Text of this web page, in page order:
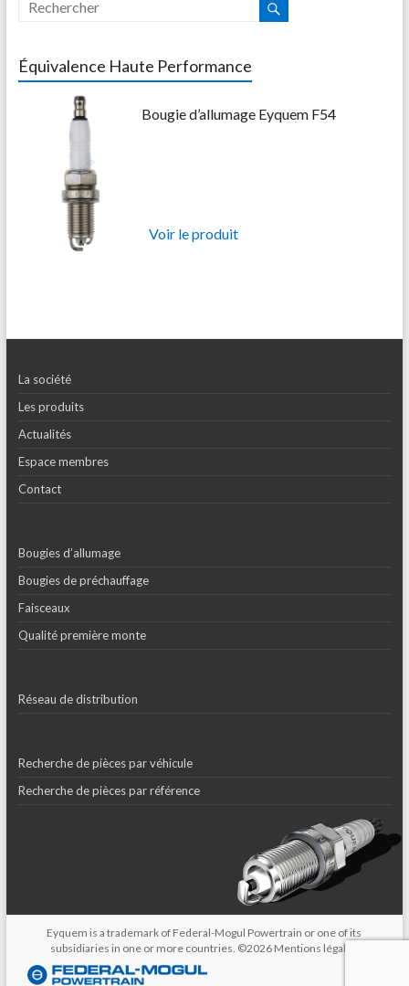
Équivalence Haute Performance
Bougie d’allumage Eyquem F54
Voir le produit
La société
Les produits
Actualités
Espace membres
Contact
Bougies d’allumage
Bougies de préchauffage
Faisceaux
Qualité première monte
Réseau de distribution
Recherche de pièces par véhicule
Recherche de pièces par référence
Eyquem is a trademark of Federal-Mogul Powertrain or one of its
subsidiaries in one or more countries. ©2026 Mentions légales